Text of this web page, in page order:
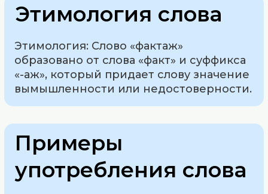
Этимология слова
Этимология: Слово «фактаж»
образовано от слова «факт» и суффикса
«-аж», который придает слову значение
вымышленности или недостоверности.
Примеры
употребления слова